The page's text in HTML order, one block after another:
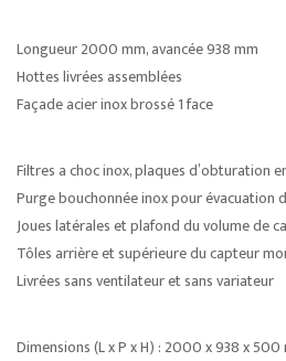
Longueur 2000 mm, avancée 938 mm
Hottes livrées assemblées
Façade acier inox brossé 1 face
Filtres a choc inox, plaques d’obturation
Purge bouchonnée inox pour évacuation
Joues latérales et plafond du volume de
Tôles arrière et supérieure du capteur
Livrées sans ventilateur et sans variateur
Dimensions (L x P x H) : 2000 x 938 x 500